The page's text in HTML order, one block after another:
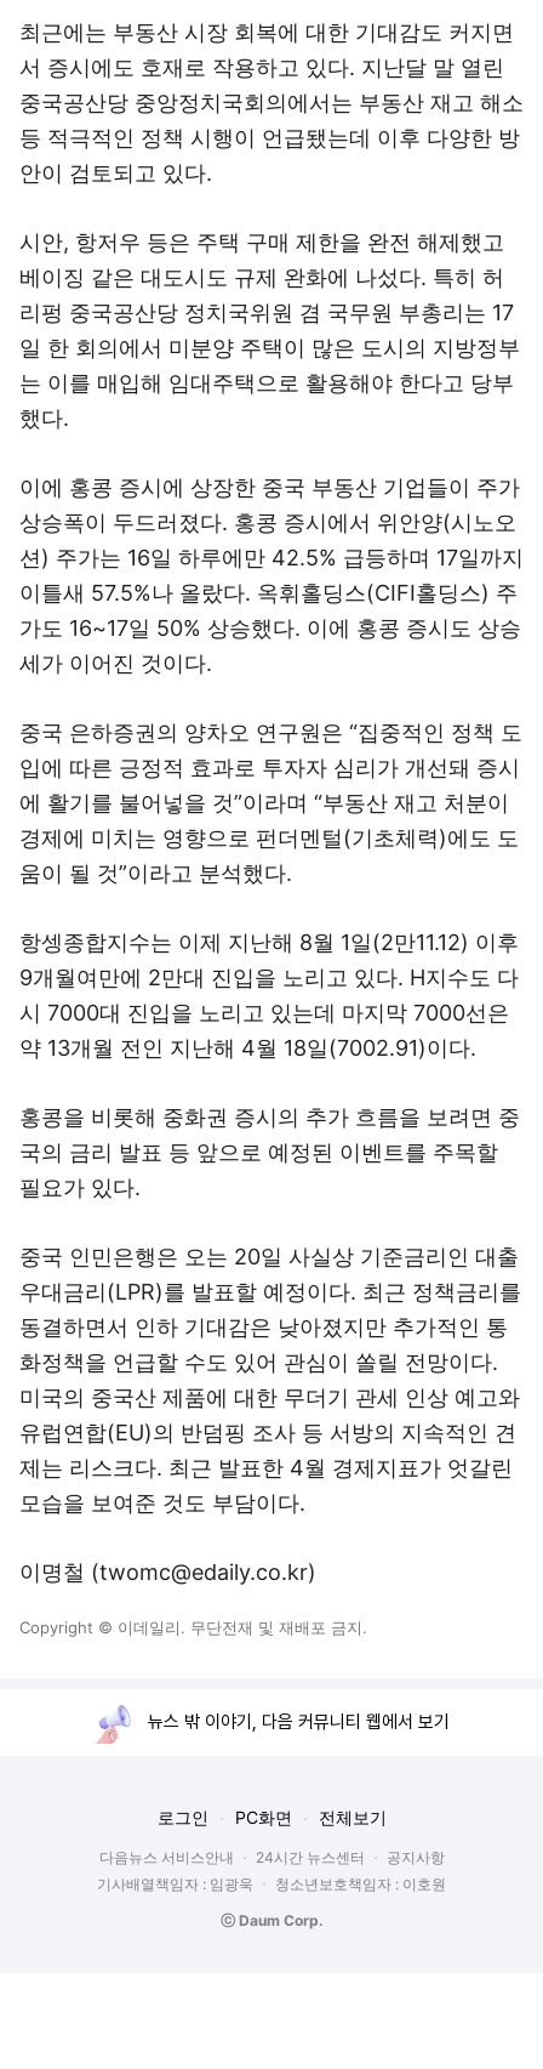
최근에는 부동산 시장 회복에 대한 기대감도 커지면
서 증시에도 호재로 작용하고 있다. 지난달 말 열린
중국공산당 중앙정치국회의에서는 부동산 재고 해소
등 적극적인 정책 시행이 언급됐는데 이후 다양한 방
안이 검토되고 있다.
시안, 항저우 등은 주택 구매 제한을 완전 해제했고
베이징 같은 대도시도 규제 완화에 나섰다. 특히 허
리펑 중국공산당 정치국위원 겸 국무원 부총리는 17
일 한 회의에서 미분양 주택이 많은 도시의 지방정부
는 이를 매입해 임대주택으로 활용해야 한다고 당부
했다.
이에 홍콩 증시에 상장한 중국 부동산 기업들이 주가
상승폭이 두드러졌다. 홍콩 증시에서 위안양(시노오
션) 주가는 16일 하루에만 42.5% 급등하며 17일까지
이틀새 57.5%나 올랐다. 옥휘홀딩스(CIFI홀딩스) 주
가도 16~17일 50% 상승했다. 이에 홍콩 증시도 상승
세가 이어진 것이다.
중국 은하증권의 양차오 연구원은 “집중적인 정책 도
입에 따른 긍정적 효과로 투자자 심리가 개선돼 증시
에 활기를 불어넣을 것”이라며 “부동산 재고 처분이
경제에 미치는 영향으로 펀더멘털(기초체력)에도 도
움이 될 것”이라고 분석했다.
항셍종합지수는 이제 지난해 8월 1일(2만11.12) 이후
9개월여만에 2만대 진입을 노리고 있다. H지수도 다
시 7000대 진입을 노리고 있는데 마지막 7000선은
약 13개월 전인 지난해 4월 18일(7002.91)이다.
홍콩을 비롯해 중화권 증시의 추가 흐름을 보려면 중
국의 금리 발표 등 앞으로 예정된 이벤트를 주목할
필요가 있다.
중국 인민은행은 오는 20일 사실상 기준금리인 대출
우대금리(LPR)를 발표할 예정이다. 최근 정책금리를
동결하면서 인하 기대감은 낮아졌지만 추가적인 통
화정책을 언급할 수도 있어 관심이 쏠릴 전망이다.
미국의 중국산 제품에 대한 무더기 관세 인상 예고와
유럽연합(EU)의 반덤핑 조사 등 서방의 지속적인 견
제는 리스크다. 최근 발표한 4월 경제지표가 엇갈린
모습을 보여준 것도 부담이다.
이명철 (twomc@edaily.co.kr)
Copyright © 이데일리. 무단전재 및 재배포 금지.
뉴스 밖 이야기, 다음 커뮤니티 웹에서 보기
로그인 PC화면 전체보기
다음뉴스 서비스안내 24시간 뉴스센터
공지사항
기사배열책임자 : 임광욱
청소년보호책임자 : 이호원
ⓒ Daum Corp.